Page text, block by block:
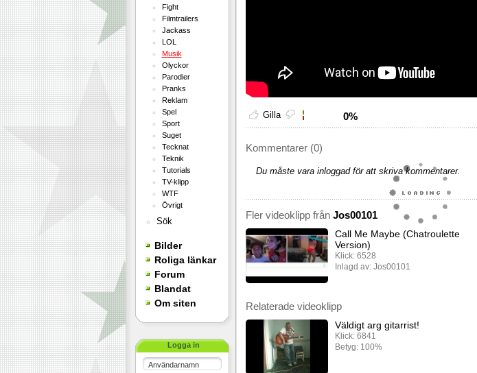
Fight
Filmtrailers
Jackass
LOL
Musik
Olyckor
Parodier
Pranks
Reklam
Spel
Sport
Suget
Tecknat
Teknik
Tutorials
TV-klipp
WTF
Övrigt
Sök
Bilder
Roliga länkar
Forum
Blandat
Om siten
Logga in
Användarnamn
Gilla 0%
Kommentarer (0)
Du måste vara inloggad för att skriva kommentarer.
Fler videoklipp från Jos00101
Call Me Maybe (Chatroulette
Version)
Klick: 6528
Inlagd av: Jos00101
Relaterade videoklipp
Väldigt arg gitarrist!
Klick: 6841
Betyg: 100%